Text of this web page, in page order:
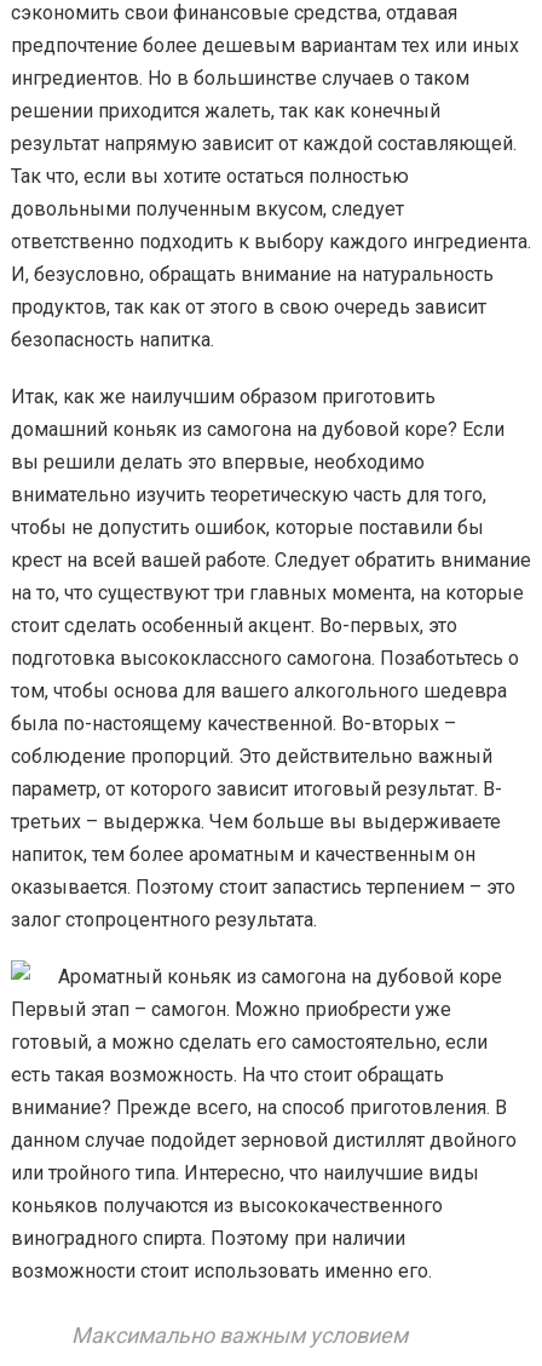
сэкономить свои финансовые средства, отдавая
предпочтение более дешевым вариантам тех или иных
ингредиентов. Но в большинстве случаев о таком
решении приходится жалеть, так как конечный
результат напрямую зависит от каждой составляющей.
Так что, если вы хотите остаться полностью
довольными полученным вкусом, следует
ответственно подходить к выбору каждого ингредиента.
И, безусловно, обращать внимание на натуральность
продуктов, так как от этого в свою очередь зависит
безопасность напитка.
Итак, как же наилучшим образом приготовить
домашний коньяк из самогона на дубовой коре? Если
вы решили делать это впервые, необходимо
внимательно изучить теоретическую часть для того,
чтобы не допустить ошибок, которые поставили бы
крест на всей вашей работе. Следует обратить внимание
на то, что существуют три главных момента, на которые
стоит сделать особенный акцент. Во-первых, это
подготовка высококлассного самогона. Позаботьтесь о
том, чтобы основа для вашего алкогольного шедевра
была по-настоящему качественной. Во-вторых –
соблюдение пропорций. Это действительно важный
параметр, от которого зависит итоговый результат. В-
третьих – выдержка. Чем больше вы выдерживаете
напиток, тем более ароматным и качественным он
оказывается. Поэтому стоит запастись терпением – это
залог стопроцентного результата.
Первый этап – самогон. Можно приобрести уже
готовый, а можно сделать его самостоятельно, если
есть такая возможность. На что стоит обращать
внимание? Прежде всего, на способ приготовления. В
данном случае подойдет зерновой дистиллят двойного
или тройного типа. Интересно, что наилучшие виды
коньяков получаются из высококачественного
виноградного спирта. Поэтому при наличии
возможности стоит использовать именно его.
Максимально важным условием